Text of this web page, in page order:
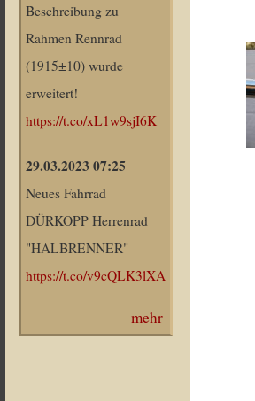
Beschreibung zu
Rahmen Rennrad
(1915±10) wurde
erweitert!
https://t.co/xL1w9sjI6K
29.03.2023 07:25
Neues Fahrrad
DÜRKOPP Herrenrad
"HALBRENNER"
https://t.co/v9cQLK3lXA
mehr